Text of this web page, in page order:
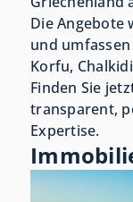
Die Angebote
und
Korfu,
Finden Sie
transparent,
Expertise.